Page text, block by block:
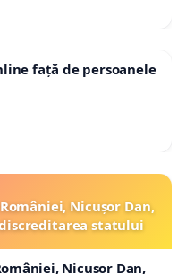
față de persoanele
Nicușor Dan,
statului
Nicușor Dan,